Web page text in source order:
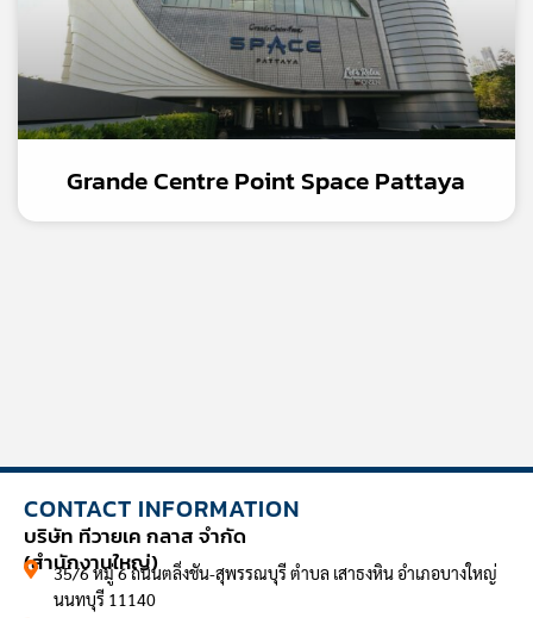
Grande Centre Point Space Pattaya
CONTACT INFORMATION
บริษัท ทีวายเค กลาส จำกัด
(สำนักงานใหญ่)
35/6 หมู่ 6 ถนนตลิ่งชัน-สุพรรณบุรี ตำบล เสาธงหิน อำเภอบางใหญ่
นนทบุรี 11140